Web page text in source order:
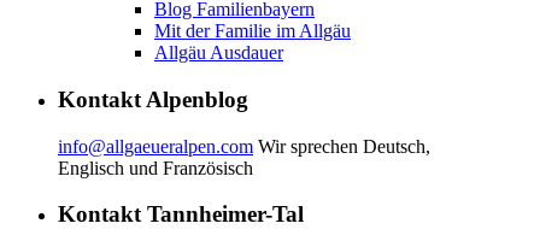
Blog Familienbayern
Mit der Familie im Allgäu
Allgäu Ausdauer
Kontakt Alpenblog
info@allgaeueralpen.com Wir sprechen Deutsch,
Englisch und Französisch
Kontakt Tannheimer-Tal